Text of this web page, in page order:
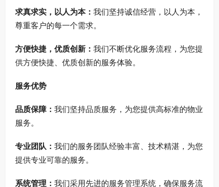
求真求实，以人为本： 我们坚持诚信经营，以人为本，
尊重客户的每一个需求。
方便快捷，优质创新： 我们不断优化服务流程，为您提
供方便快捷、优质创新的服务体验。
服务优势
品质保障： 我们坚持品质服务，为您提供高标准的物业
服务。
专业团队： 我们的服务团队经验丰富、技术精湛，为您
提供专业可靠的服务。
系统管理： 我们采用先进的服务管理系统，确保服务流